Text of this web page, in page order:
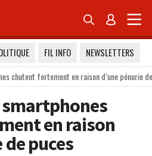
 
FIL INFO
NEWSLETTERS
chutent fortement en raison d’une pénurie
smartphones
en raison
de puces